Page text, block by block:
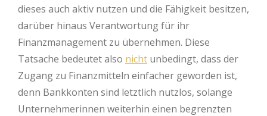
dieses auch aktiv nutzen und die Fähigkeit besitzen,
darüber hinaus Verantwortung für ihr
Finanzmanagement zu übernehmen. Diese
Tatsache bedeutet also nicht unbedingt, dass der
Zugang zu Finanzmitteln einfacher geworden ist,
denn Bankkonten sind letztlich nutzlos, solange
Unternehmerinnen weiterhin einen begrenzten